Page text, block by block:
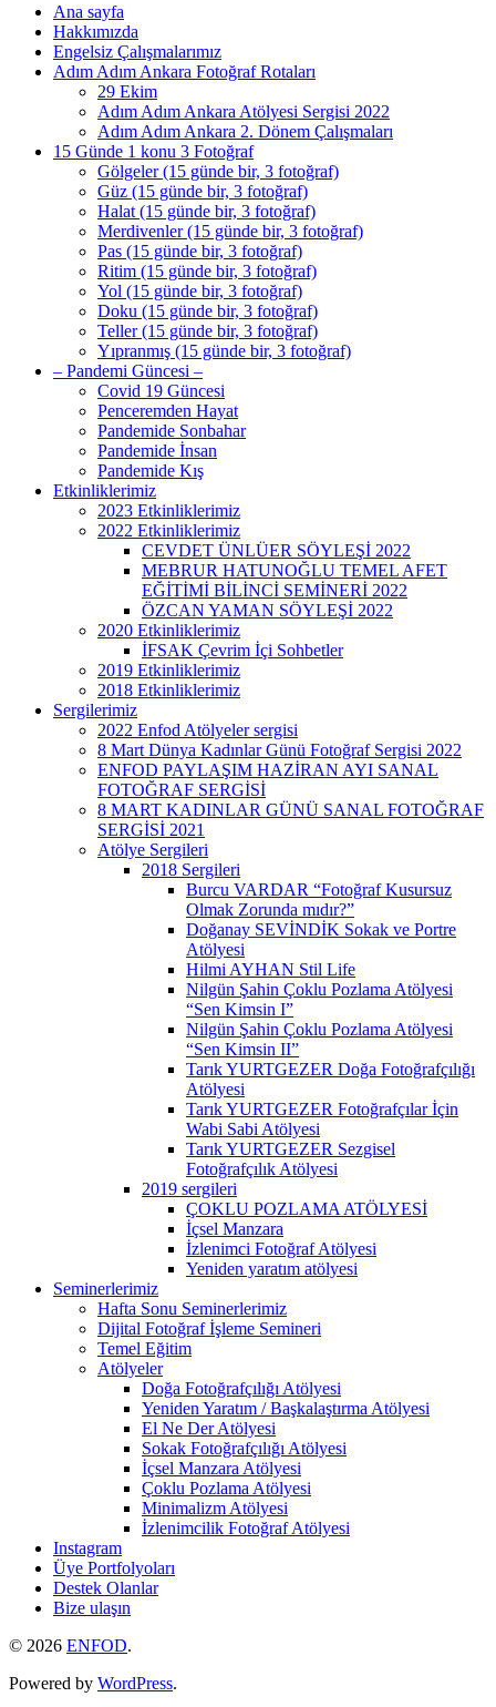
Ana sayfa
Hakkımızda
Engelsiz Çalışmalarımız
Adım Adım Ankara Fotoğraf Rotaları
29 Ekim
Adım Adım Ankara Atölyesi Sergisi 2022
Adım Adım Ankara 2. Dönem Çalışmaları
15 Günde 1 konu 3 Fotoğraf
Gölgeler (15 günde bir, 3 fotoğraf)
Güz (15 günde bir, 3 fotoğraf)
Halat (15 günde bir, 3 fotoğraf)
Merdivenler (15 günde bir, 3 fotoğraf)
Pas (15 günde bir, 3 fotoğraf)
Ritim (15 günde bir, 3 fotoğraf)
Yol (15 günde bir, 3 fotoğraf)
Doku (15 günde bir, 3 fotoğraf)
Teller (15 günde bir, 3 fotoğraf)
Yıpranmış (15 günde bir, 3 fotoğraf)
– Pandemi Güncesi –
Covid 19 Güncesi
Penceremden Hayat
Pandemide Sonbahar
Pandemide İnsan
Pandemide Kış
Etkinliklerimiz
2023 Etkinliklerimiz
2022 Etkinliklerimiz
CEVDET ÜNLÜER SÖYLEŞİ 2022
MEBRUR HATUNOĞLU TEMEL AFET
EĞİTİMİ BİLİNCİ SEMİNERİ 2022
ÖZCAN YAMAN SÖYLEŞİ 2022
2020 Etkinliklerimiz
İFSAK Çevrim İçi Sohbetler
2019 Etkinliklerimiz
2018 Etkinliklerimiz
Sergilerimiz
2022 Enfod Atölyeler sergisi
8 Mart Dünya Kadınlar Günü Fotoğraf Sergisi 2022
ENFOD PAYLAŞIM HAZİRAN AYI SANAL
FOTOĞRAF SERGİSİ
8 MART KADINLAR GÜNÜ SANAL FOTOĞRAF
SERGİSİ 2021
Atölye Sergileri
2018 Sergileri
Burcu VARDAR “Fotoğraf Kusursuz
Olmak Zorunda mıdır?”
Doğanay SEVİNDİK Sokak ve Portre
Atölyesi
Hilmi AYHAN Stil Life
Nilgün Şahin Çoklu Pozlama Atölyesi
“Sen Kimsin I”
Nilgün Şahin Çoklu Pozlama Atölyesi
“Sen Kimsin II”
Tarık YURTGEZER Doğa Fotoğrafçılığı
Atölyesi
Tarık YURTGEZER Fotoğrafçılar İçin
Wabi Sabi Atölyesi
Tarık YURTGEZER Sezgisel
Fotoğrafçılık Atölyesi
2019 sergileri
ÇOKLU POZLAMA ATÖLYESİ
İçsel Manzara
İzlenimci Fotoğraf Atölyesi
Yeniden yaratım atölyesi
Seminerlerimiz
Hafta Sonu Seminerlerimiz
Dijital Fotoğraf İşleme Semineri
Temel Eğitim
Atölyeler
Doğa Fotoğrafçılığı Atölyesi
Yeniden Yaratım / Başkalaştırma Atölyesi
El Ne Der Atölyesi
Sokak Fotoğrafçılığı Atölyesi
İçsel Manzara Atölyesi
Çoklu Pozlama Atölyesi
Minimalizm Atölyesi
İzlenimcilik Fotoğraf Atölyesi
Instagram
Üye Portfolyoları
Destek Olanlar
Bize ulaşın
© 2026 ENFOD.
Powered by WordPress.